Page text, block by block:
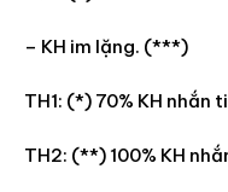
– KH im lặng. (***)
TH1: (*) 70% KH nhắn
TH2: (**) 100% KH